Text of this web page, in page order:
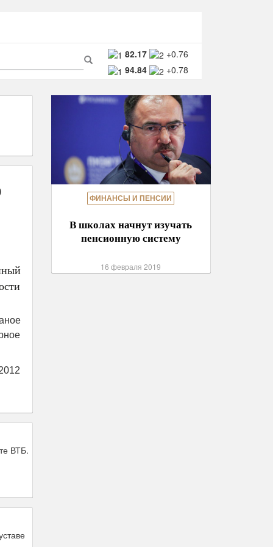
82.17
+0.76
94.84
+0.78
Поиск
ВТБ.
ФИНАНСЫ И ПЕНСИИ
В школах начнут изучать
пенсионную систему
16 февраля 2019